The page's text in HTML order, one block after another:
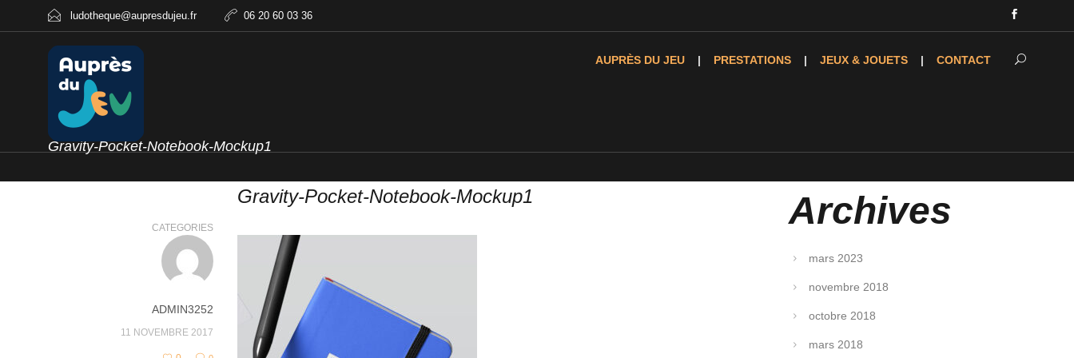
ludotheque@aupresdujeu.fr 06 20 60 03 36
AUPRÈS DU JEU PRESTATIONS JEUX & JOUETS CONTACT
Gravity-Pocket-Notebook-Mockup1
Gravity-Pocket-Notebook-Mockup1
CATEGORIES
ADMIN3252
11 NOVEMBRE 2017
Archives
mars 2023
novembre 2018
octobre 2018
mars 2018